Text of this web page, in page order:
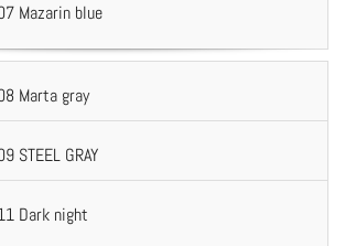
Mazarin blue
Marta gray
STEEL GRAY
Dark night